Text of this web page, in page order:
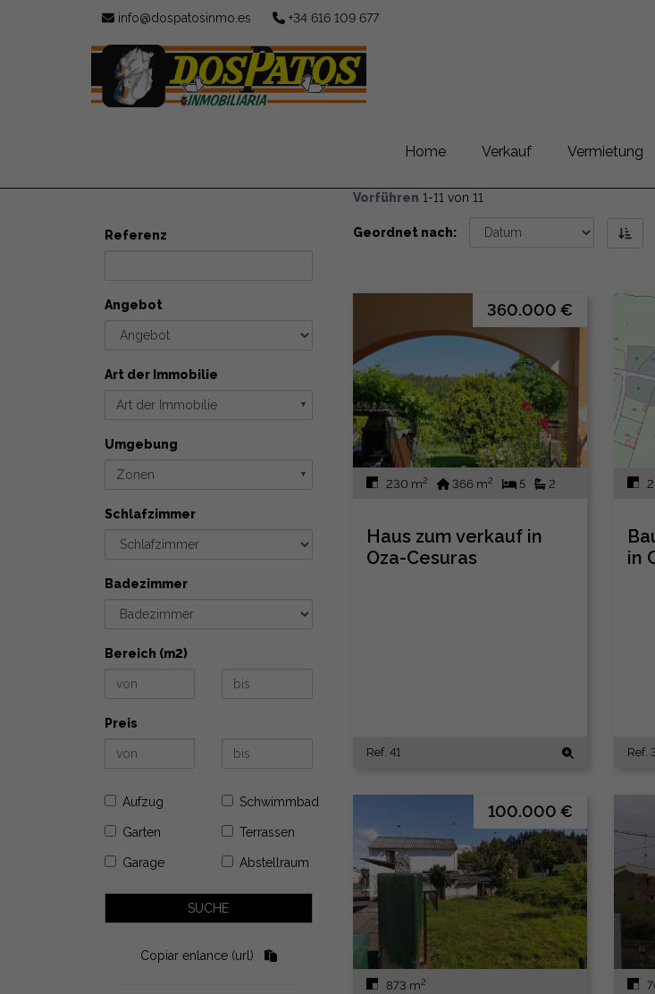
info@dospatosinmo.es +34 616 109 677
Home Verkauf Vermietung
Immobilien in A
Vorführen 1-11 von 11
Geordnet nach:
360.000 €
230 m2 366 m2 5 2
Haus zum verkauf in
Oza-Cesuras
Ref. 41
in
Ref.
100.000 €
873 m2
Referenz
Angebot
Art der Immobilie
Art der Immobilie ▼
Umgebung
Zonen ▼
Schlafzimmer
Badezimmer
Bereich (m2)
Preis
Aufzug Schwimmbad
Garten Terrassen
Garage Abstellraum
Copiar enlance (url)